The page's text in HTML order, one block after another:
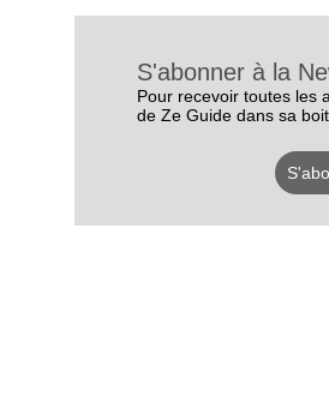
S'abonner à la
Pour recevoir toutes les
de Ze Guide dans sa